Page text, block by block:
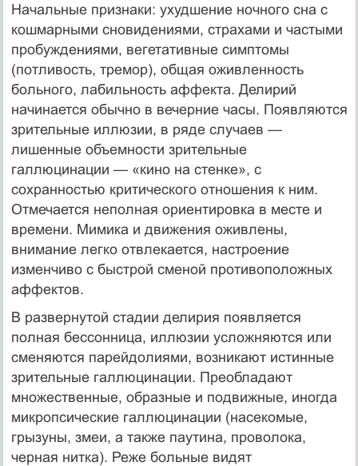
Начальные признаки: ухудшение ночного сна с
кошмарными сновидениями, страха­ми и частыми
пробуждениями, вегетативные симптомы
(потливость, тремор), общая оживленность
больного, лабильность аффекта. Делирий
начинается обычно в вечерние часы. Появляются
зрительные иллюзии, в ряде случаев —
лишенные объемности зри­тельные
галлюцинации — «кино на стенке», с
сохранностью критического отношения к ним.
Отмечается неполная ориентировка в месте и
времени. Мимика и движения ожив­лены,
внимание легко отвлекается, настроение
изменчиво с быстрой сменой противопо­ложных
аффектов.
В развернутой стадии делирия появляется
полная бессонница, иллюзии усложняют­ся или
сменяются парейдолиями, возникают истинные
зрительные галлюцинации. Пре­обладают
множественные, образные и подвижные, иногда
микропсические галлюцина­ции (насекомые,
грызуны, змеи, а также паутина, проволока,
черная нитка). Реже боль­ные видят